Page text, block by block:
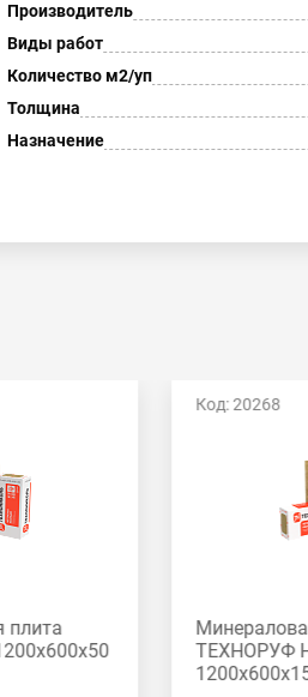
Производитель
Виды работ
Количество м2/уп
Толщина
Назначение
плита
Код: 20268
ТЕХНОРУФ